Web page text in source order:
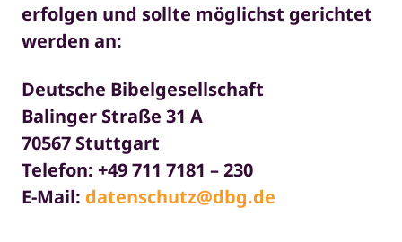
erfolgen und sollte möglichst gerichtet
werden an:
Deutsche Bibelgesellschaft
Balinger Straße 31 A
70567 Stuttgart
Telefon: +49 711 7181 – 230
E-Mail: datenschutz@dbg.de